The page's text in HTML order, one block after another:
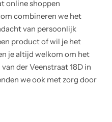
online shoppen
combineren we het
van persoonlijk
product of wil je het
je altijd welkom om het
der Veenstraat 18D in
we ook met zorg door